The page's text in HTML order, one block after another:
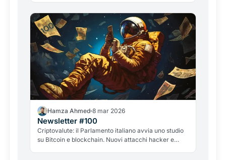
Hamza Ahmed 8 mar 2026
Newsletter #100
Criptovalute: il Parlamento italiano avvia uno studio
su Bitcoin e blockchain. Nuovi attacchi hacker e